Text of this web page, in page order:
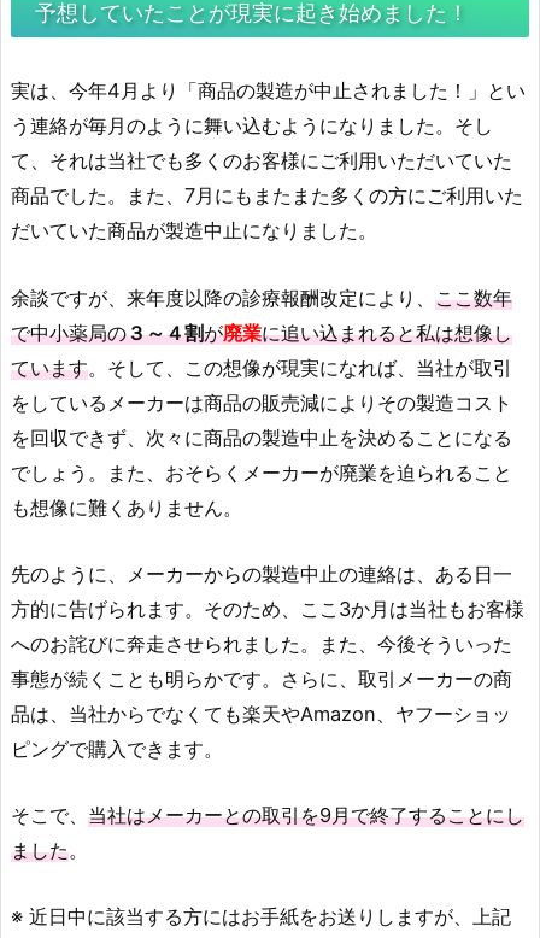
予想していたことが現実に起き始めました！
実は、今年4月より「商品の製造が中止されました！」とい
う連絡が毎月のように舞い込むようになりました。そし
て、それは当社でも多くのお客様にご利用いただいていた
商品でした。また、7月にもまたまた多くの方にご利用いた
だいていた商品が製造中止になりました。
余談ですが、来年度以降の診療報酬改定により、 ここ数年
で中小薬局の３～４割が廃業に追い込まれると私は想像し
ています。そして、この想像が現実になれば、当社が取引
をしているメーカーは商品の販売減によりその製造コスト
を回収できず、次々に商品の製造中止を決めることになる
でしょう。また、おそらくメーカーが廃業を迫られること
も想像に難くありません。
先のように、メーカーからの製造中止の連絡は、ある日一
方的に告げられます。そのため、ここ3か月は当社もお客様
へのお詫びに奔走させられました。また、今後そういった
事態が続くことも明らかです。さらに、取引メーカーの商
品は、当社からでなくても楽天やAmazon、ヤフーショッ
ピングで購入できます。
そこで、 当社はメーカーとの取引を9月で終了することにし
ました。
※ 近日中に該当する方にはお手紙をお送りしますが、上記